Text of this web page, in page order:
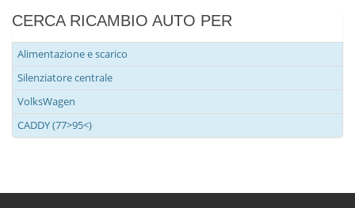
CERCA RICAMBIO AUTO PER
Alimentazione e scarico
Silenziatore centrale
VolksWagen
CADDY (77>95<)